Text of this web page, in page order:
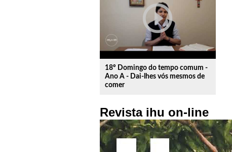
play_circle_outline
18º Domingo do tempo comum -
Ano A - Dai-lhes vós mesmos de
comer
Revista ihu on-line